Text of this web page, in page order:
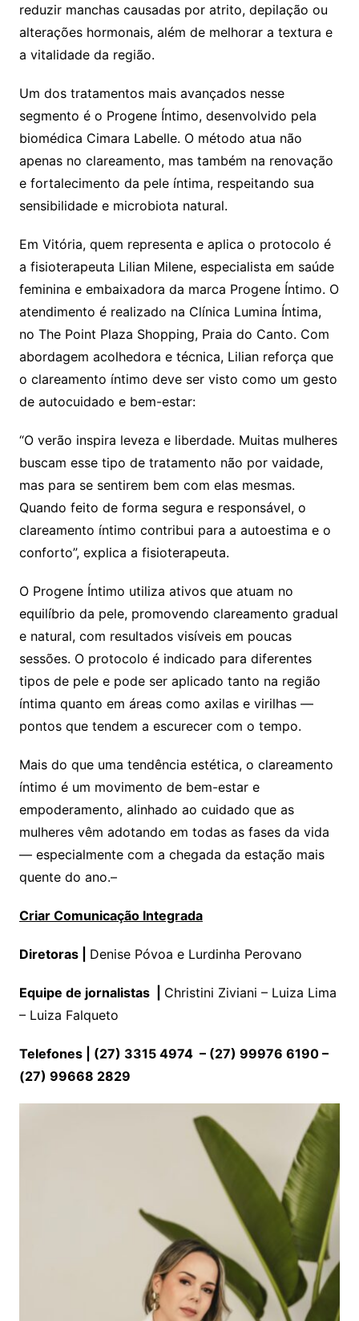
reduzir manchas causadas por atrito, depilação ou
alterações hormonais, além de melhorar a textura e
a vitalidade da região.
Um dos tratamentos mais avançados nesse
segmento é o Progene Íntimo, desenvolvido pela
biomédica Cimara Labelle. O método atua não
apenas no clareamento, mas também na renovação
e fortalecimento da pele íntima, respeitando sua
sensibilidade e microbiota natural.
Em Vitória, quem representa e aplica o protocolo é
a fisioterapeuta Lilian Milene, especialista em saúde
feminina e embaixadora da marca Progene Íntimo. O
atendimento é realizado na Clínica Lumina Íntima,
no The Point Plaza Shopping, Praia do Canto. Com
abordagem acolhedora e técnica, Lilian reforça que
o clareamento íntimo deve ser visto como um gesto
de autocuidado e bem-estar:
“O verão inspira leveza e liberdade. Muitas mulheres
buscam esse tipo de tratamento não por vaidade,
mas para se sentirem bem com elas mesmas.
Quando feito de forma segura e responsável, o
clareamento íntimo contribui para a autoestima e o
conforto”, explica a fisioterapeuta.
O Progene Íntimo utiliza ativos que atuam no
equilíbrio da pele, promovendo clareamento gradual
e natural, com resultados visíveis em poucas
sessões. O protocolo é indicado para diferentes
tipos de pele e pode ser aplicado tanto na região
íntima quanto em áreas como axilas e virilhas —
pontos que tendem a escurecer com o tempo.
Mais do que uma tendência estética, o clareamento
íntimo é um movimento de bem-estar e
empoderamento, alinhado ao cuidado que as
mulheres vêm adotando em todas as fases da vida
— especialmente com a chegada da estação mais
quente do ano.–
Criar Comunicação Integrada
Diretoras | Denise Póvoa e Lurdinha Perovano
Equipe de jornalistas
Christini Ziviani – Luiza Lima
– Luiza Falqueto
Telefones | (27) 3315 4974 – (27) 99976 6190 –
(27) 99668 2829